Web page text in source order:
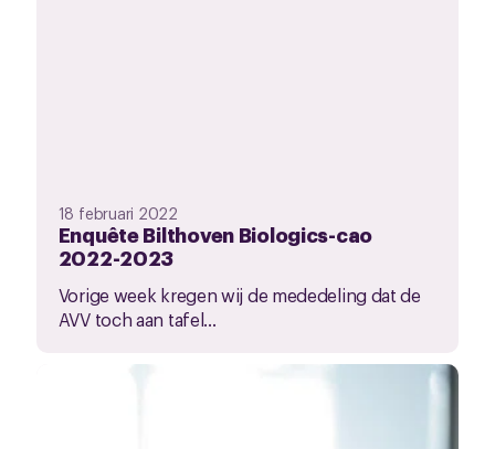
18 februari 2022
Enquête Bilthoven Biologics-cao
2022-2023
Vorige week kregen wij de mededeling dat de
AVV toch aan tafel...